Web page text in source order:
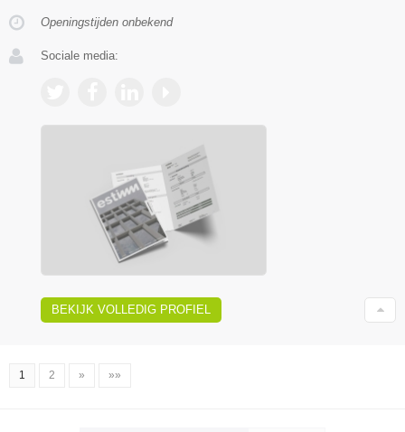
Openingstijden onbekend
Sociale media:
BEKIJK VOLLEDIG PROFIEL
1 2 » »»